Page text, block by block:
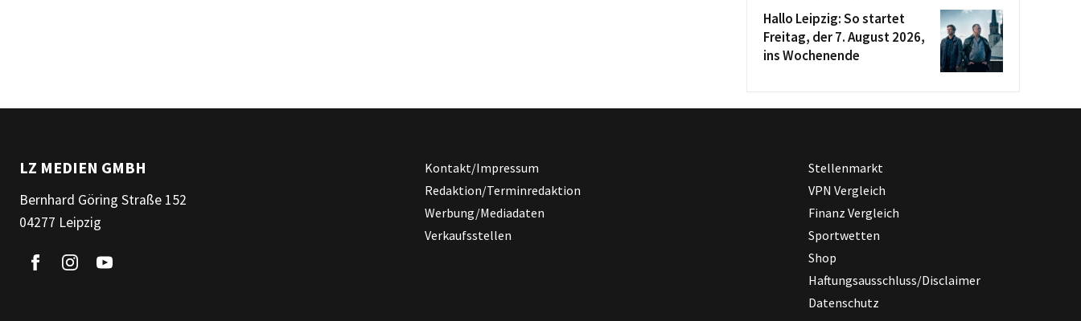
Hallo Leipzig: So startet
Freitag, der 7. August 2026,
ins Wochenende
LZ MEDIEN GMBH
Bernhard Göring Straße 152
04277 Leipzig
Kontakt/Impressum
Redaktion/Terminredaktion
Werbung/Mediadaten
Verkaufsstellen
Stellenmarkt
VPN Vergleich
Finanz Vergleich
Sportwetten
Shop
Haftungsausschluss/Disclaimer
Datenschutz